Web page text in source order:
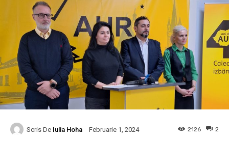
Scris De Iulia Hoha Februarie 1, 2024 2
2126